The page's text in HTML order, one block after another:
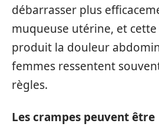
débarrasser plus
muqueuse utérine, et
produit la douleur
femmes ressentent
règles.
Les crampes peuvent être